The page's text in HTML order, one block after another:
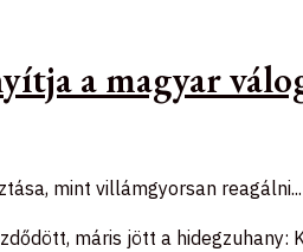
a magyar
mint villámgyorsan reagálni...
máris jött a